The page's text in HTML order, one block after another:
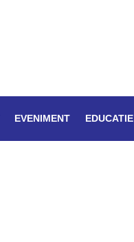
EVENIMENT EDUCATIE